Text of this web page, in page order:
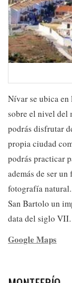
Nívar se ubica en
sobre el nivel del
podrás disfrutar
propia ciudad
podrás practicar
además de ser
fotografía
San Bartolo un
data del siglo VII.
Google Maps